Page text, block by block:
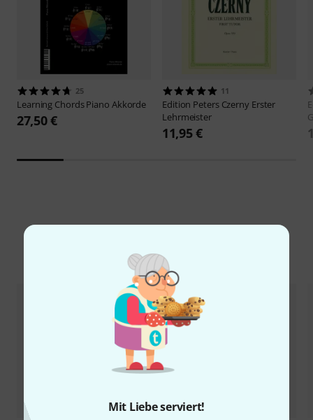
Mit Liebe serviert!
25
Learning ChordsPiano Akkorde
27,50 €
11
Edition Peters Czerny Erster
Lehrmeister
11,95 €
Alternativen vergleichen